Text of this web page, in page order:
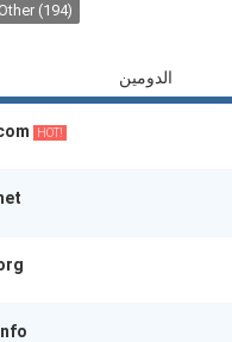
Other (194)
الدومين
HOT!